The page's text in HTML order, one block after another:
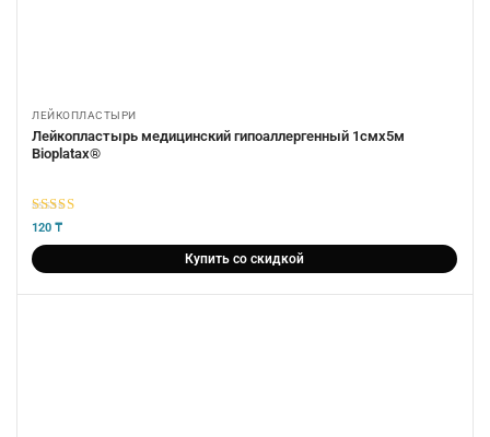
ЛЕЙКОПЛАСТЫРИ
Лейкопластырь медицинский гипоаллергенный 1смх5м
Bioplatax®
5из 5
120 ₸
Купить со скидкой